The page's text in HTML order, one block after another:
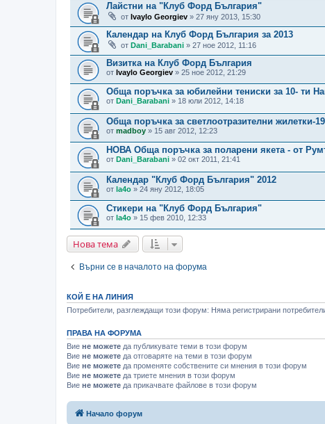
Лайстни на "Клуб Форд България"
от Ivaylo Georgiev » 27 яну 2013, 15:30
Календар на Клуб Форд България за 2013
от Dani_Barabani » 27 ное 2012, 11:16
Визитка на Клуб Форд България
от Ivaylo Georgiev » 25 ное 2012, 21:29
Обща поръчка за юбилейни тениски за 10- ти
от Dani_Barabani » 18 юли 2012, 14:18
Обща поръчка за светлоотразителни жилетки-
от madboy » 15 авг 2012, 12:23
НОВА Обща поръчка за поларени якета - от
от Dani_Barabani » 02 окт 2011, 21:41
Календар "Клуб Форд България" 2012
от la4o » 24 яну 2012, 18:05
Стикери на "Клуб Форд България"
от la4o » 15 фев 2010, 12:33
Нова тема
Върни се в началото на форума
КОЙ Е НА ЛИНИЯ
Потребители, разглеждащи този форум: Няма регистрирани
ПРАВА НА ФОРУМА
Вие не можете да публикувате теми в този форум
Вие не можете да отговаряте на теми в този форум
Вие не можете да променяте собствените си мнения в този форум
Вие не можете да триете мнения в този форум
Вие не можете да прикачвате файлове в този форум
Начало форум